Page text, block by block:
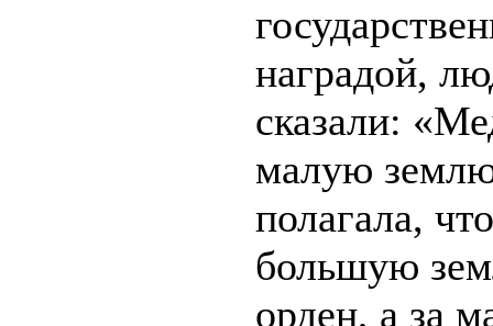
наградой,
сказали:
малую
полагала,
большую
орден, а за